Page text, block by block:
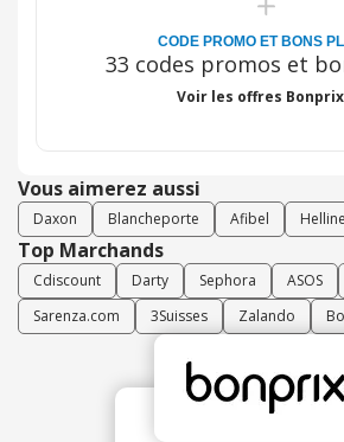
CODE PROMO ET BONS
33 codes promos et
Voir les offres Bonprix
Vous aimerez aussi
Daxon Blancheporte Afibel Helline
Top Marchands
Cdiscount Darty Sephora ASOS
Sarenza.com
3Suisses Zalando